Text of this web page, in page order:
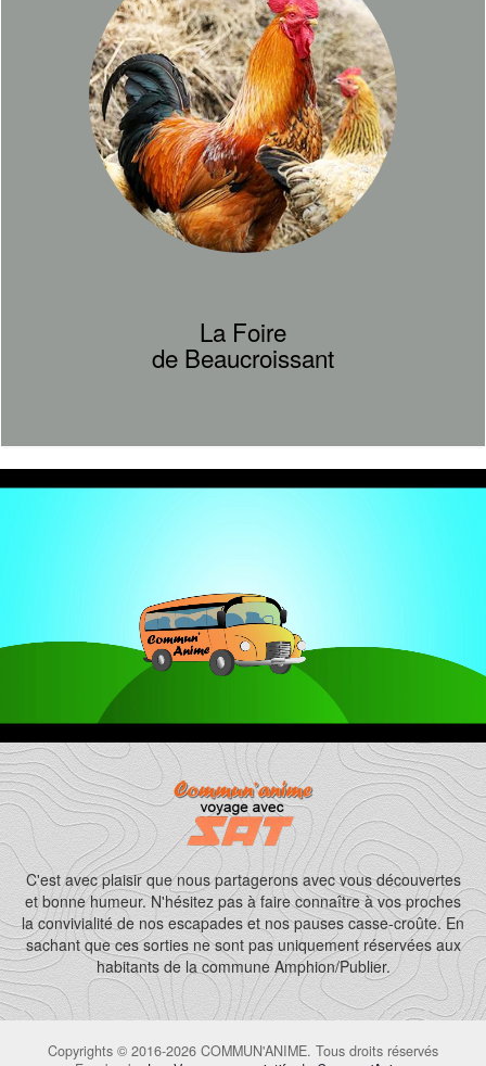
La Foire
de Beaucroissant
C'est avec plaisir que nous partagerons avec vous découvertes
et bonne humeur. N'hésitez pas à faire connaître à vos proches
la convivialité de nos escapades et nos pauses casse-croûte. En
sachant que ces sorties ne sont pas uniquement réservées aux
habitants de la commune Amphion/Publier.
Copyrights © 2016-2026 COMMUN'ANIME. Tous droits réservés